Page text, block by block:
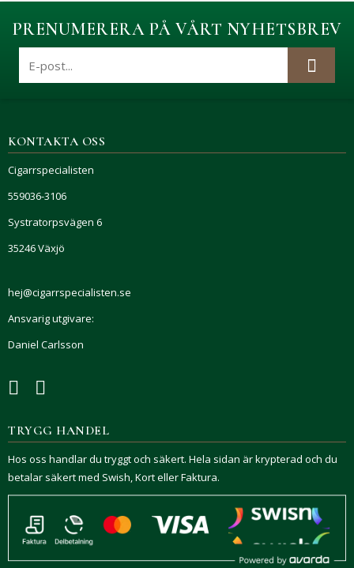
PRENUMERERA PÅ VÅRT NYHETSBREV
KONTAKTA OSS
Cigarrspecialisten
559036-3106
Systratorpsvägen 6
35246 Växjö
hej@cigarrspecialisten.se
Ansvarig utgivare:
Daniel Carlsson
TRYGG HANDEL
Hos oss handlar du tryggt och säkert. Hela sidan är krypterad och du
betalar säkert med Swish, Kort eller Faktura.